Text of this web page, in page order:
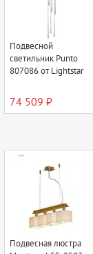
Подвесной
светильник Punto
807086 от Lightstar
74 509 ₽
Подвесная люстра